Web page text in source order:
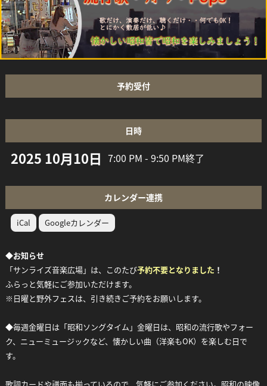
予約受付
日時
2025 10月10日 7:00 PM - 9:50 PM終了
カレンダー連携
iCal Googleカレンダー
◆お知らせ
「サンライズ音楽広場」は、このたび予約不要となりました ！
ふらっと気軽にご参加いただけます。
※日曜と野外フェスは、引き続きご予約をお願いします。
◆毎週金曜日は「昭和ソングタイム」金曜日は、昭和の流行歌やフォー
ク、ニューミュージックなど、懐かしい曲（洋楽もOK）を楽しむ日で
す。